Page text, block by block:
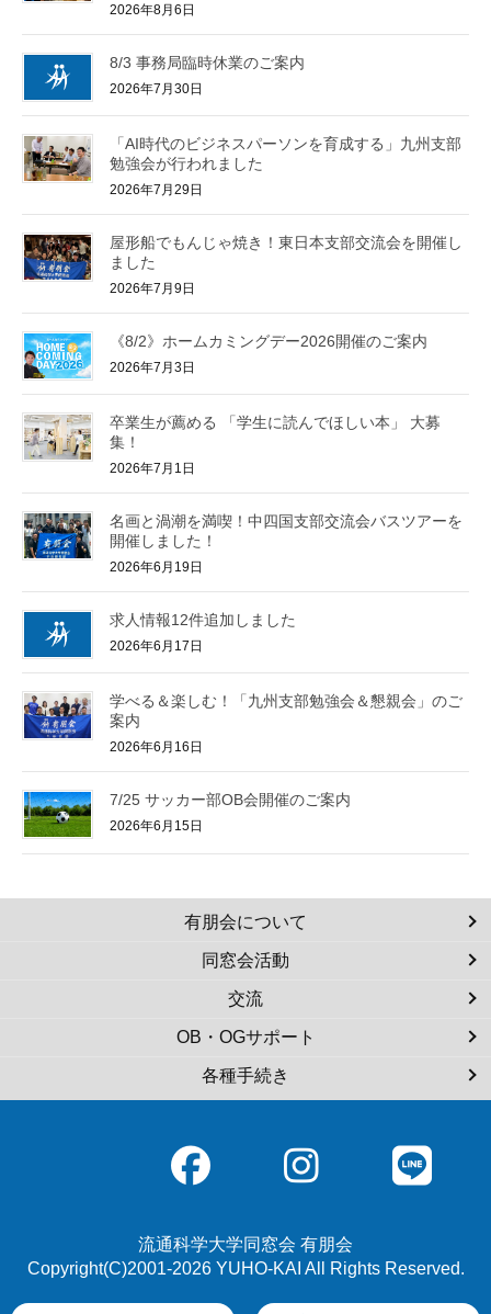
2026年8月6日
8/3 事務局臨時休業のご案内
2026年7月30日
「AI時代のビジネスパーソンを育成する」九州支部
勉強会が行われました
2026年7月29日
屋形船でもんじゃ焼き！東日本支部交流会を開催し
ました
2026年7月9日
《8/2》ホームカミングデー2026開催のご案内
2026年7月3日
卒業生が薦める 「学生に読んでほしい本」 大募
集！
2026年7月1日
名画と渦潮を満喫！中四国支部交流会バスツアーを
開催しました！
2026年6月19日
求人情報12件追加しました
2026年6月17日
学べる＆楽しむ！「九州支部勉強会＆懇親会」のご
案内
2026年6月16日
7/25 サッカー部OB会開催のご案内
2026年6月15日
有朋会について
同窓会活動
交流
OB・OGサポート
各種手続き
流通科学大学同窓会 有朋会
Copyright(C)2001-2026 YUHO-KAI All Rights Reserved.